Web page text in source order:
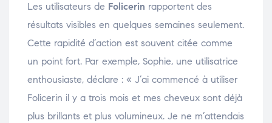
Les utilisateurs de Folicerin rapportent des
résultats visibles en quelques semaines seulement.
Cette rapidité d’action est souvent citée comme
un point fort. Par exemple, Sophie, une utilisatrice
enthousiaste, déclare : « J’ai commencé à utiliser
Folicerin il y a trois mois et mes cheveux sont déjà
plus brillants et plus volumineux. Je ne m’attendais